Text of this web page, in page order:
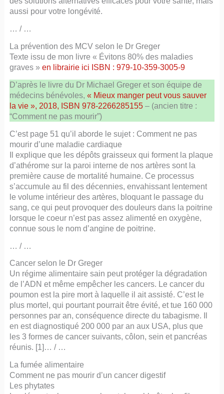
aussi pour votre longévité.
… / …
La prévention des MCV selon le Dr Greger
Texte issu de mon livre « Évitons 80% des maladies
graves » en librairie ici ISBN : 979-10-359-3005-9
D’après le livre du Dr Michael Greger et son équipe de
médecins bénévoles, « Mieux manger peut vous sauver
la vie », 2018, ISBN 978-2266285155– (ancien titre :
“Comment ne pas mourir”)
C’est page 51 qu’il aborde le sujet : Comment ne pas
mourir d’une maladie cardiaque
Il explique que les dépôts graisseux qui forment la plaque
d’athérome sur la paroi interne de nos artères sont la
première cause de mortalité humaine. Ce processus
s’accumule au fil des décennies, envahissant lentement
le volume intérieur des artères, bloquant le passage du
sang, ce qui peut provoquer des douleurs dans la poitrine
lorsque le coeur n’est pas assez alimenté en oxygène,
connue sous le nom d’angine de poitrine.
… / …
Cancer selon le Dr Greger
Un régime alimentaire sain peut protéger la dégradation
de l’ADN et même empêcher les cancers. Le cancer du
poumon est la pire mort à laquelle il ait assisté. C’est le
plus mortel, qui pourtant pourrait être évité, et tue 160 000
personnes par an, conséquence directe du tabagisme. Il
en est diagnostiqué 200 000 par an aux USA, plus que
les 3 formes de cancer suivants, côlon, sein et pancréas
réunis. [1]… / …
La fumée alimentaire
Comment ne pas mourir d’un cancer digestif
Les phytates